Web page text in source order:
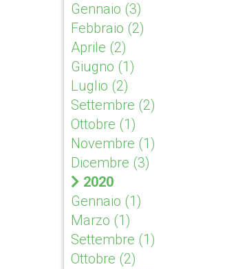
Gennaio (3)
Febbraio (2)
Aprile (2)
Giugno (1)
Luglio (2)
Settembre (2)
Ottobre (1)
Novembre (1)
Dicembre (3)
2020
Gennaio (1)
Marzo (1)
Settembre (1)
Ottobre (2)